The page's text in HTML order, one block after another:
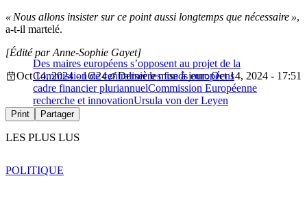
« Nous allons insister sur ce point aussi longtemps que nécessaire »,
a-t-il martelé.
Des maires européens s’opposent au projet de la
Commission de centraliser les fonds européens
[Édité par Anne-Sophie Gayet]
Oct 14, 2024 - 16:24
Dernière mise à jour: Oct 14, 2024 - 17:51
cadre financier pluriannuelCommission Européenne
recherche et innovationUrsula von der Leyen
Print Partager
LES PLUS LUS
POLITIQUE